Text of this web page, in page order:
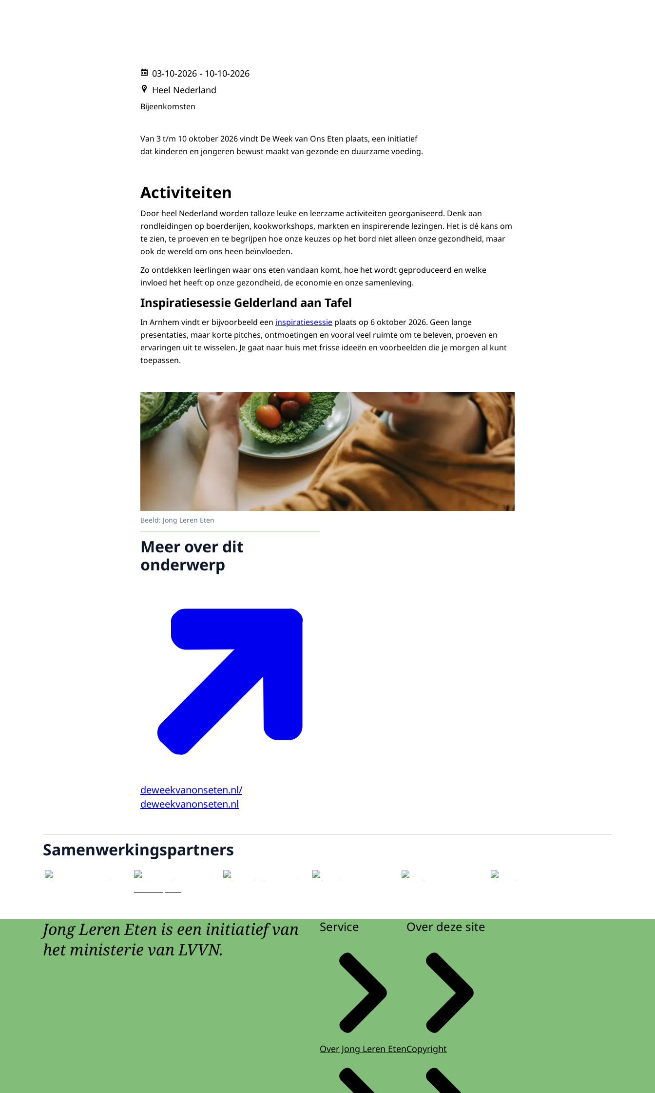
03-10-2026 - 10-10-2026
Heel Nederland
Bijeenkomsten
Van 3 t/m 10 oktober 2026 vindt De Week van Ons Eten plaats, een initiatief
dat kinderen en jongeren bewust maakt van gezonde en duurzame voeding.
Activiteiten
Door heel Nederland worden talloze leuke en leerzame activiteiten georganiseerd. Denk aan
rondleidingen op boerderijen, kookworkshops, markten en inspirerende lezingen. Het is dé kans om
te zien, te proeven en te begrijpen hoe onze keuzes op het bord niet alleen onze gezondheid, maar
ook de wereld om ons heen beïnvloeden.
Zo ontdekken leerlingen waar ons eten vandaan komt, hoe het wordt geproduceerd en welke
invloed het heeft op onze gezondheid, de economie en onze samenleving.
Inspiratiesessie Gelderland aan Tafel
In Arnhem vindt er bijvoorbeeld een inspiratiesessie plaats op 6 oktober 2026. Geen lange
presentaties, maar korte pitches, ontmoetingen en vooral veel ruimte om te beleven, proeven en
ervaringen uit te wisselen. Je gaat naar huis met frisse ideeën en voorbeelden die je morgen al kunt
toepassen.
Beeld: Jong Leren Eten
Meer over dit
onderwerp
deweekvanonseten.nl/
deweekvanonseten.nl
Samenwerkingspartners
Jong Leren Eten is een initiatief van
het ministerie van LVVN.
Service
Over Jong Leren Eten
Over deze site
Copyright